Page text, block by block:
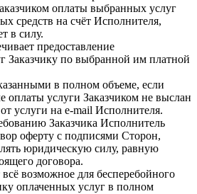
оплаты выбранных услуг
средств на счёт Исполнителя,
в силу.
предоставление
Заказчику по выбранной им платной
в полном объеме, если
оплаты услуги Заказчиком не выслан
услуги на e-mail Исполнителя.
Заказчика Исполнитель
оферту с подписями Сторон,
юридическую силу, равную
договора.
возможное для бесперебойного
оплаченных услуг в полном